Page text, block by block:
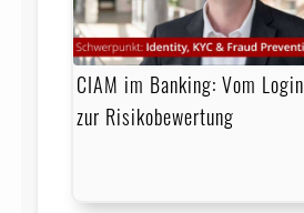
CIAM im Banking: Vom Login
zur Risikobewertung